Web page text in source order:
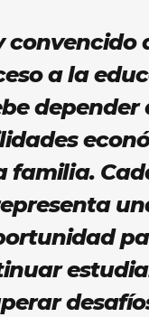
convencido
a la
depender
familia.